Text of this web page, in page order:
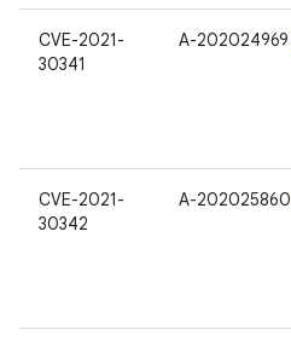
CVE-2021-
30341
A-202024969
CVE-2021-
30342
A-202025860